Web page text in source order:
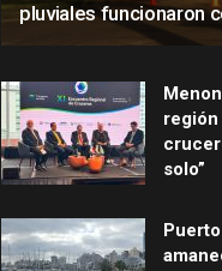
pluviales funcionaron
región
solo”